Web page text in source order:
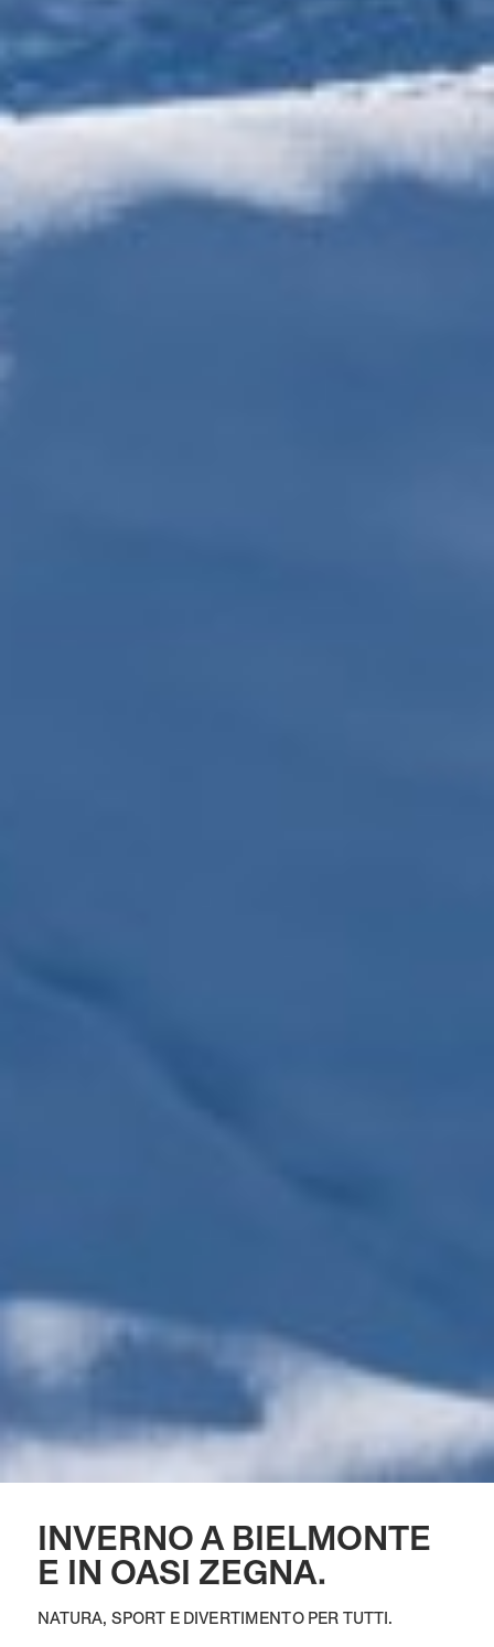
INVERNO A BIELMONTE
E IN OASI ZEGNA.
NATURA, SPORT E DIVERTIMENTO PER TUTTI.